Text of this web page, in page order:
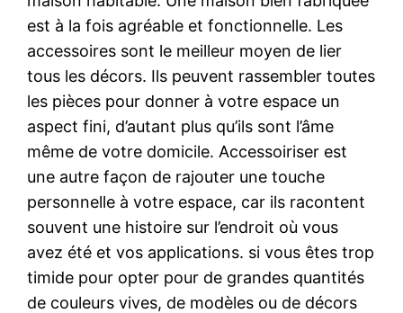
est à la fois agréable et fonctionnelle. Les
accessoires sont le meilleur moyen de lier
tous les décors. Ils peuvent rassembler toutes
les pièces pour donner à votre espace un
aspect fini, d’autant plus qu’ils sont l’âme
même de votre domicile. Accessoiriser est
une autre façon de rajouter une touche
personnelle à votre espace, car ils racontent
souvent une histoire sur l’endroit où vous
avez été et vos applications. si vous êtes trop
timide pour opter pour de grandes quantités
de couleurs vives, de modèles ou de décors